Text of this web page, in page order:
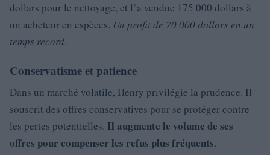
dollars pour le nettoyage, et l’a vendue 175 000 dollars à
un acheteur en espèces. Un profit de 70 000 dollars en un
temps record.
Conservatisme et patience
Dans un marché volatile, Henry privilégie la prudence. Il
souscrit des offres conservatives pour se protéger contre
les pertes potentielles. Il augmente le volume de ses
offres pour compenser les refus plus fréquents.